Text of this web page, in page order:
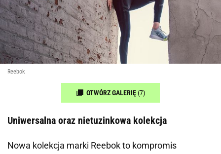
Reebok
OTWÓRZ GALERIĘ (7)
Uniwersalna oraz nietuzinkowa kolekcja
Nowa kolekcja marki Reebok to kompromis